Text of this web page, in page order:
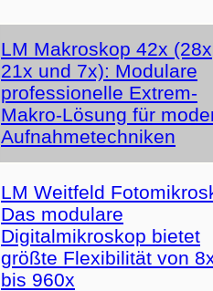
LM Makroskop 42x
21x und 7x): Modulare
professionelle Extrem-
Makro-Lösung für
Aufnahmetechniken
LM Weitfeld
Das modulare
Digitalmikroskop bietet
größte Flexibilität von
bis 960x